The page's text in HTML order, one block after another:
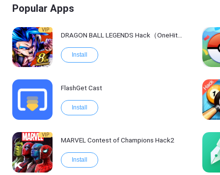
Popular Apps
VIP
DRAGON BALL LEGENDS Hack（OneHitKill）
Install
FlashGet Cast
Install
VIP
MARVEL Contest of Champions Hack2
Install